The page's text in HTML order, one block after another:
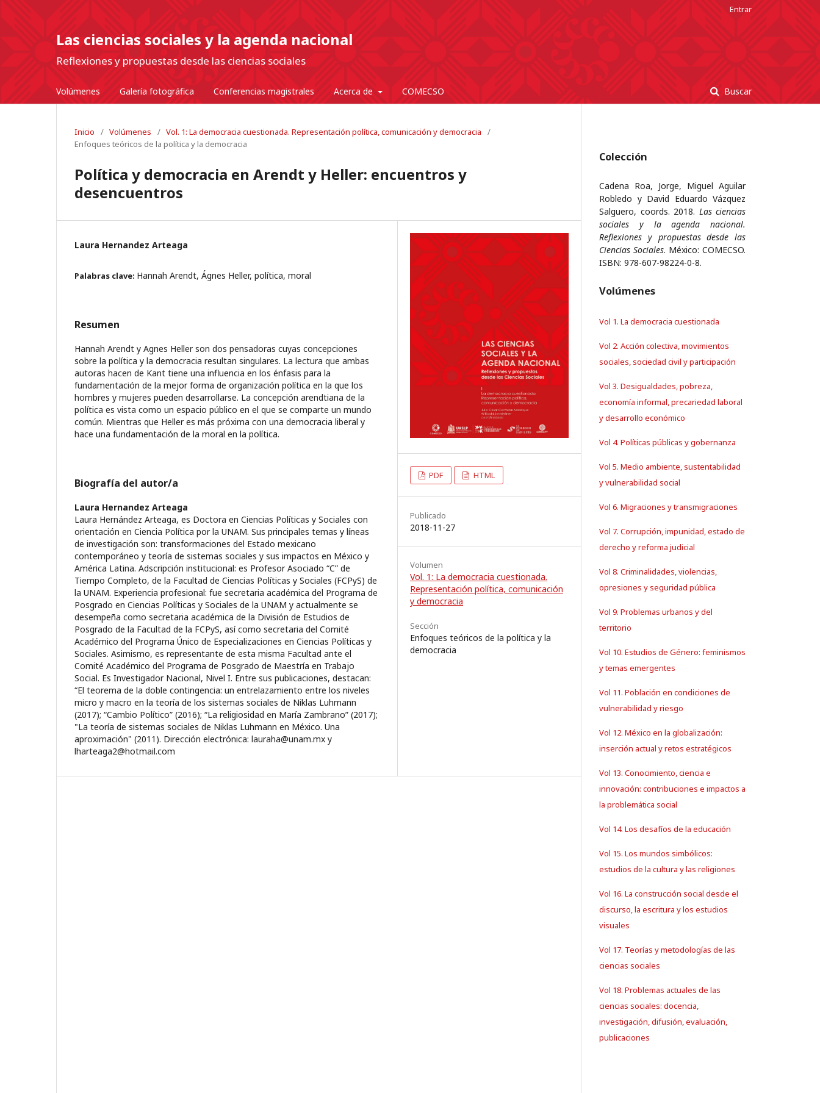
Las ciencias sociales y la agenda nacional
Reflexiones y propuestas desde las ciencias sociales
Volúmenes Galería fotográfica Conferencias magistrales Acerca de COMECSO Buscar
Entrar
Inicio / Volúmenes / Vol. 1: La democracia cuestionada. Representación política, comunicación y democracia
/
Enfoques teóricos de la política y la democracia
Política y democracia en Arendt y Heller: encuentros y
desencuentros
Laura Hernandez Arteaga
Palabras clave: Hannah Arendt, Ágnes Heller, política, moral
Resumen
Hannah Arendt y Agnes Heller son dos pensadoras cuyas concepciones
sobre la política y la democracia resultan singulares. La lectura que ambas
autoras hacen de Kant tiene una influencia en los énfasis para la
fundamentación de la mejor forma de organización política en la que los
hombres y mujeres pueden desarrollarse. La concepción arendtiana de la
política es vista como un espacio público en el que se comparte un mundo
común. Mientras que Heller es más próxima con una democracia liberal y
hace una fundamentación de la moral en la política.
Biografía del autor/a
Laura Hernandez Arteaga
Laura Hernández Arteaga, es Doctora en Ciencias Políticas y Sociales con
orientación en Ciencia Política por la UNAM. Sus principales temas y líneas
de investigación son: transformaciones del Estado mexicano
contemporáneo y teoría de sistemas sociales y sus impactos en México y
América Latina. Adscripción institucional: es Profesor Asociado “C” de
Tiempo Completo, de la Facultad de Ciencias Políticas y Sociales (FCPyS) de
la UNAM. Experiencia profesional: fue secretaria académica del Programa de
Posgrado en Ciencias Políticas y Sociales de la UNAM y actualmente se
desempeña como secretaria académica de la División de Estudios de
Posgrado de la Facultad de la FCPyS, así como secretaria del Comité
Académico del Programa Único de Especializaciones en Ciencias Políticas y
Sociales. Asimismo, es representante de esta misma Facultad ante el
Comité Académico del Programa de Posgrado de Maestría en Trabajo
Social. Es Investigador Nacional, Nivel I. Entre sus publicaciones, destacan:
“El teorema de la doble contingencia: un entrelazamiento entre los niveles
micro y macro en la teoría de los sistemas sociales de Niklas Luhmann
(2017); “Cambio Político” (2016); “La religiosidad en María Zambrano” (2017);
"La teoría de sistemas sociales de Niklas Luhmann en México. Una
aproximación" (2011). Dirección electrónica: lauraha@unam.mx y
lharteaga2@hotmail.com
PDF HTML
Publicado
2018-11-27
Volumen
Vol. 1: La democracia cuestionada.
Representación política, comunicación
y democracia
Sección
Enfoques teóricos de la política y la
democracia
Colección
Cadena Roa, Jorge, Miguel Aguilar
Robledo y David Eduardo Vázquez
Salguero, coords. 2018. Las ciencias
sociales y la agenda nacional.
Reflexiones y propuestas desde las
Ciencias Sociales. México: COMECSO.
ISBN: 978-607-98224-0-8.
Volúmenes
Vol 1. La democracia cuestionada
Vol 2. Acción colectiva, movimientos
sociales, sociedad civil y participación
Vol 3. Desigualdades, pobreza,
economía informal, precariedad laboral
y desarrollo económico
Vol 4. Políticas públicas y gobernanza
Vol 5. Medio ambiente, sustentabilidad
y vulnerabilidad social
Vol 6. Migraciones y transmigraciones
Vol 7. Corrupción, impunidad, estado de
derecho y reforma judicial
Vol 8. Criminalidades, violencias,
opresiones y seguridad pública
Vol 9. Problemas urbanos y del
territorio
Vol 10. Estudios de Género: feminismos
y temas emergentes
Vol 11. Población en condiciones de
vulnerabilidad y riesgo
Vol 12. México en la globalización:
inserción actual y retos estratégicos
Vol 13. Conocimiento, ciencia e
innovación: contribuciones e impactos a
la problemática social
Vol 14. Los desafíos de la educación
Vol 15. Los mundos simbólicos:
estudios de la cultura y las religiones
Vol 16. La construcción social desde el
discurso, la escritura y los estudios
visuales
Vol 17. Teorías y metodologías de las
ciencias sociales
Vol 18. Problemas actuales de las
ciencias sociales: docencia,
investigación, difusión, evaluación,
publicaciones